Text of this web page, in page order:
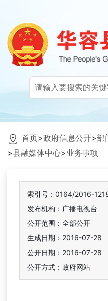
首页>政府信息公开>部
>县融媒体中心>业务事项
索引号：0164/2016-
发布机构：广播电视台
公开范围：全部公开
生成日期：2016-07-28
公开日期：2016-07-28
公开方式：政府网站